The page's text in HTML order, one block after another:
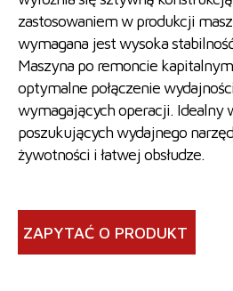
zastosowaniem w produkcji
wymagana jest wysoka
Maszyna po remoncie
optymalne połączenie
wymagających operacji. Idealny
poszukujących wydajnego
żywotności i łatwej obsłudze.
ZAPYTAĆ O PRODUKT